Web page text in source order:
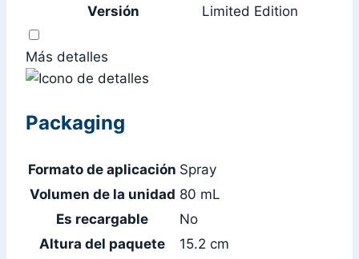
Versión Limited Edition
Más detalles
Packaging
Formato de aplicación Spray
Volumen de la unidad 80 mL
Es recargable
No
Altura del paquete
15.2 cm